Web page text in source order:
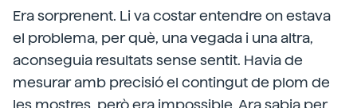
Era sorprenent. Li va costar entendre on estava
el problema, per què, una vegada i una altra,
aconseguia resultats sense sentit. Havia de
mesurar amb precisió el contingut de plom de
les mostres, però era impossible. Ara sabia per